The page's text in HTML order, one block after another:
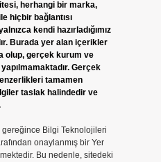
herhangi bir marka,
hiçbir bağlantısı
kendi hazırladığımız
Burada yer alan içerikler
olup, gerçek kurum ve
Gerçek
tamamen
taslak halindedir ve
gereğince Bilgi Teknolojileri
onaylanmış bir Yer
Bu nedenle, sitedeki